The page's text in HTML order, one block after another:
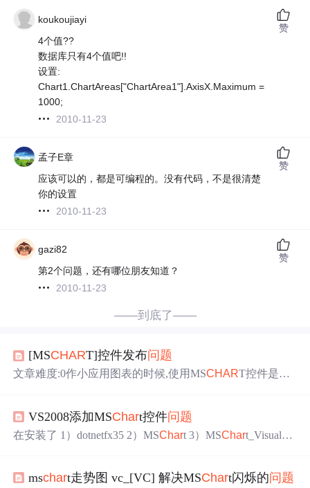
koukoujiayi
4个值??
数据库只有4个值吧!!
设置:
Chart1.ChartAreas["ChartArea1"].AxisX.Maximum =
1000;
2010-11-23
赞
孟子E章
应该可以的，都是可编程的。没有代码，不是很清楚
你的设置
2010-11-23
赞
gazi82
第2个问题，还有哪位朋友知道？
2010-11-23
赞
——到底了——
[MSCHART]控件发布问题
文章难度:0作小应用图表的时候,使用MSCHART控件是个
白了吧?还有就是在做这样的系统的时候,最好加个连接,告
诉访问者如果不能正常浏览请参考此教程.有些东西,是技术
VS2008添加MSChart控件问题
在安装了 1）dotnetfx35 2）MSChart 3）MSChart_VisualStu
复制，保存为*.reg文件，然后导入
mschart走势图 vc_[VC] 解决MSChart闪烁的问题